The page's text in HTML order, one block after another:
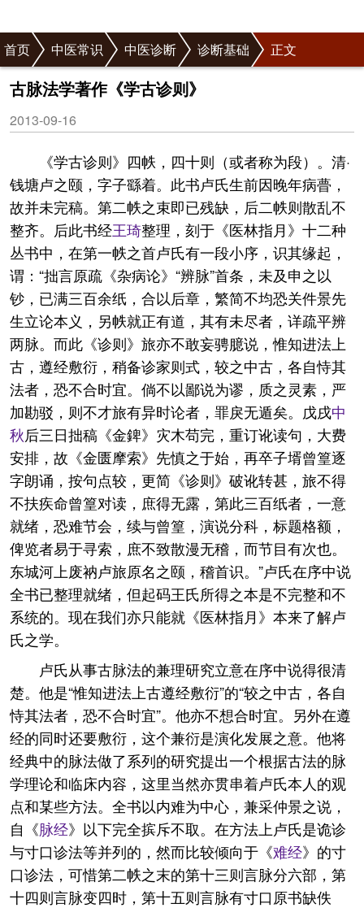
首页 中医常识 中医诊断 诊断基础 正文
古脉法学著作《学古诊则》
2013-09-16
《学古诊则》四帙，四十则（或者称为段）。清·
钱塘卢之颐，字子繇着。此书卢氏生前因晚年病瞢，
故并未完稿。第二帙之束即已残缺，后二帙则散乱不
整齐。后此书经王琦整理，刻于《医林指月》十二种
丛书中，在第一帙之首卢氏有一段小序，识其缘起，
谓：“拙言原疏《杂病论》“辨脉”首条，未及申之以
钞，已满三百余纸，合以后章，繁简不均恐关件景先
生立论本义，另帙就正有道，其有未尽者，详疏平辨
两脉。而此《诊则》旅亦不敢妄骋臆说，惟知进法上
古，遵经敷衍，稍备诊家则式，较之中古，各自恃其
法者，恐不合时宜。倘不以鄙说为谬，质之灵素，严
加勘驳，则不才旅有异时论者，罪戾无遁矣。戊戌中
秋后三日拙稿《金錍》灾木苟完，重订讹读句，大费
安排，故《金匮摩索》先慎之于始，再卒子壻曾篁逐
字朗诵，按句点较，更简《诊则》破讹转甚，旅不得
不扶疾命曾篁对读，庶得无露，第此三百纸者，一意
就绪，恐难节会，续与曾篁，演说分科，标题格额，
俾览者易于寻索，庶不致散漫无稽，而节目有次也。
东城河上废衲卢旅原名之颐，稽首识。”卢氏在序中说
全书已整理就绪，但起码王氏所得之本是不完整和不
系统的。现在我们亦只能就《医林指月》本来了解卢
氏之学。
卢氏从事古脉法的兼理研究立意在序中说得很清
楚。他是“惟知进法上古遵经敷衍”的“较之中古，各自
恃其法者，恐不合时宜”。他亦不想合时宜。另外在遵
经的同时还要敷衍，这个兼衍是演化发展之意。他将
经典中的脉法做了系列的研究提出一个根据古法的脉
学理论和临床内容，这里当然亦贯串着卢氏本人的观
点和某些方法。全书以内难为中心，兼采仲景之说，
自《脉经》以下完全摈斥不取。在方法上卢氏是诡诊
与寸口诊法等并列的，然而比较倾向于《难经》的寸
口诊法，可惜第二帙之末的第十三则言脉分六部，第
十四则言脉变四时，第十五则言脉有寸口原书缺佚